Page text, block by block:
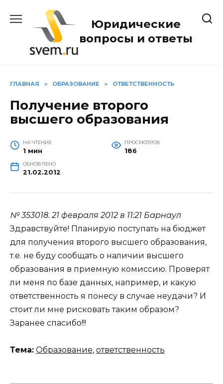
содержанию
Юридические
вопросы и ответы
ГЛАВНАЯ » ОБРАЗОВАНИЕ » ОТВЕТСТВЕННОСТЬ
Получение второго
высшего образования
НА ЧТЕНИЕ
1 мин
ПРОСМОТРОВ
186
ОБНОВЛЕНО
21.02.2012
№ 353018. 21 февраля 2012 в 11:21 Барнаул
Здравствуйте! Планирую поступать на бюджет
для получения второго высшего образования,
т.е. не буду сообщать о наличии высшего
образования в приемную комиссию. Проверят
ли меня по базе данных, например, и какую
ответственность я понесу в случае неудачи? И
стоит ли мне рисковать таким образом?
Заранее спасибо!!!
Тема: Образование, ответственность